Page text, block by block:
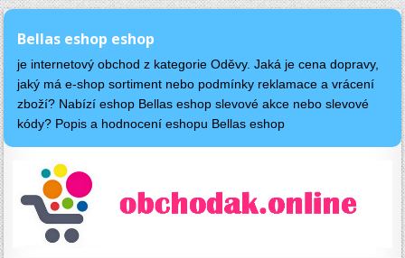
Bellas eshop eshop
je internetový obchod z kategorie Oděvy. Jaká je cena dopravy,
jaký má e-shop sortiment nebo podmínky reklamace a vrácení
zboží? Nabízí eshop Bellas eshop slevové akce nebo slevové
kódy? Popis a hodnocení eshopu Bellas eshop